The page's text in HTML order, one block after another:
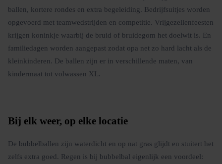
ballen, kortere rondes en extra begeleiding. Bedrijfsuitjes worden
opgevoerd met teamwedstrijden en competitie. Vrijgezellenfeesten
krijgen koninkje waarbij de bruid of bruidegom het doelwit is. En
familiedagen worden aangepast zodat opa net zo hard lacht als de
kleinkinderen. De ballen zijn er in verschillende maten, van
kindermaat tot volwassen XL.
Bij elk weer, op elke locatie
De bubbelballen zijn waterdicht en op nat gras glijdt en stuitert het
zelfs extra goed. Regen is bij bubbelbal eigenlijk een voordeel: